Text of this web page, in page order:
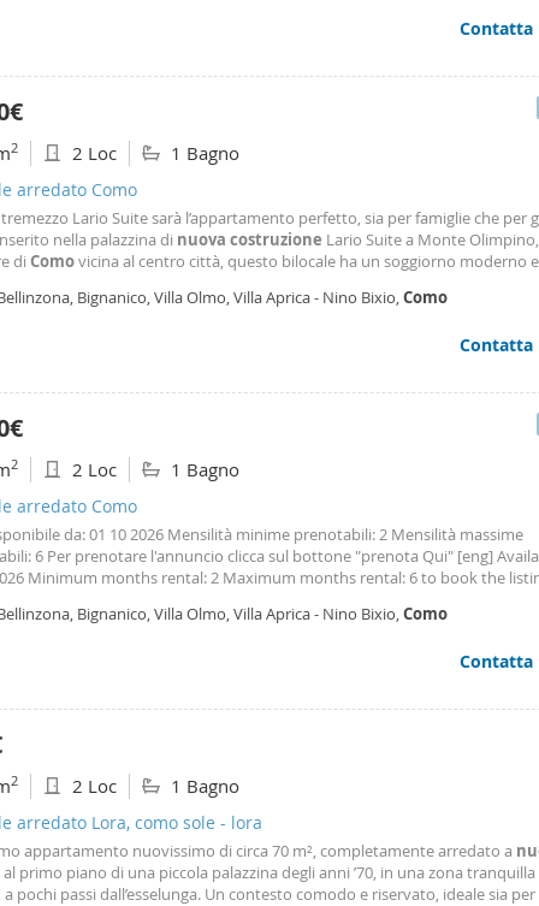
Contatta
2 2 Loc 1 Bagno
arredato Como
tremezzo Lario Suite sarà l’appartamento perfetto, sia per famiglie che per
nella palazzina di nuova costruzione Lario Suite a Monte
di Comovicina al centro città, questo bilocale ha un soggiorno moderno e
una sensazione di relax. Il
Bignanico, Villa Olmo, Villa Aprica - Nino Bixio,Como
Contatta
2 2 Loc 1 Bagno
arredato Como
da: 01 10 2026 Mensilità minime prenotabili: 2 Mensilità massime
6 Per prenotare l'annuncio clicca sul bottone "prenota Qui" [eng]
Minimum months rental: 2 Maximum months rental: 6 to book the
Lario Suite per la tua vacanza aComo
Bignanico, Villa Olmo, Villa Aprica - Nino Bixio,Como
Contatta
2 2 Loc 1 Bagno
arredato Lora, como sole - lora
appartamento nuovissimo di circa 70 m², completamente arredato a
primo piano di una piccola palazzina degli anni ’70, in una zona tranquilla
pochi passi dall’esselunga. Un contesto comodo e riservato, ideale sia per